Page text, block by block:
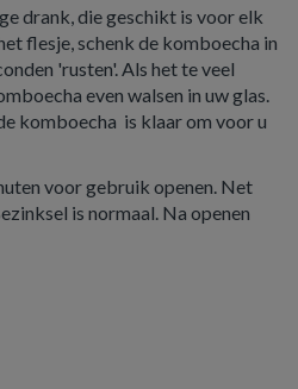
drank, die geschikt is voor elk
flesje, schenk de komboecha in
'rusten'. Als het te veel
even walsen in uw glas.
komboecha is klaar om voor u
voor gebruik openen. Net
is normaal. Na openen